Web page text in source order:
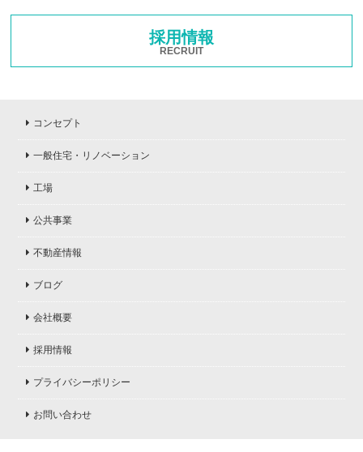
採用情報
RECRUIT
コンセプト
一般住宅・リノベーション
工場
公共事業
不動産情報
ブログ
会社概要
採用情報
プライバシーポリシー
お問い合わせ